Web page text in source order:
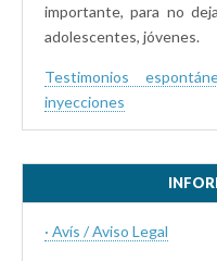
importante, para no
adolescentes, jóvenes.
Testimonios
inyecciones
· Avís / Aviso Legal